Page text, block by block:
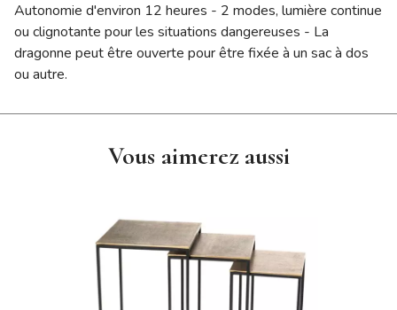
Autonomie d'environ 12 heures - 2 modes, lumière continue
ou clignotante pour les situations dangereuses - La
dragonne peut être ouverte pour être fixée à un sac à dos
ou autre.
Vous aimerez aussi